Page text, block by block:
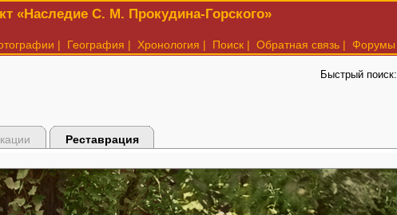
«Наследие С. М. Прокудина-Горского»
| География | Хронология | Поиск | Обратная связь | Форумы
Быстрый поиск:
Реставрация